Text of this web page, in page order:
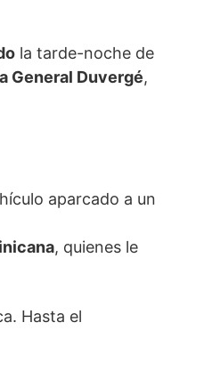
la tarde-noche de
General Duvergé,
aparcado a un
, quienes le
Hasta el